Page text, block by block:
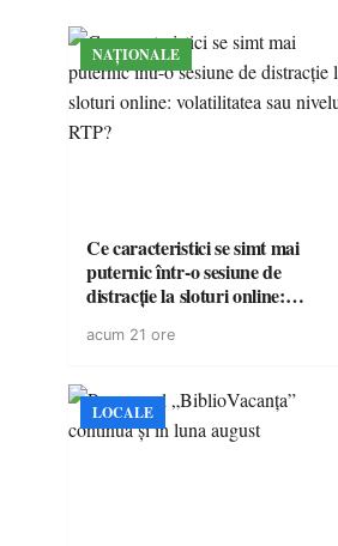
NAȚIONALE
Ce caracteristici se simt mai
puternic într-o sesiune de
distracție la sloturi online:
acum 21 ore
LOCALE